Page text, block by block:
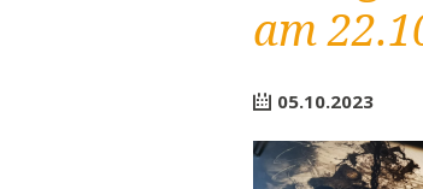
am
05.10.2023